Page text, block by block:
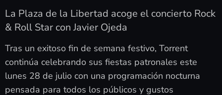
La Plaza de la Libertad acoge el concierto Rock
& Roll Star con Javier Ojeda
Tras un exitoso fin de semana festivo, Torrent
continúa celebrando sus fiestas patronales este
lunes 28 de julio con una programación nocturna
pensada para todos los públicos y gustos